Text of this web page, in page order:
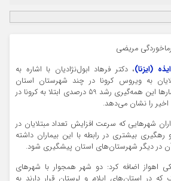
(ایزنا)، دکتر فرهاد ابول‌نژادیان با اشاره به
به ویروس کرونا در چند شهرستان استان
خوزستان اظهار کرد: طبق آمارها این همه‌گیری رشد 59 درصدی ابتلا به کرونا در
را نشان می‌دهد.
شهرهایی که سرعت افزایش تعداد مبتلایان در
رهگیری بیشتری در رابطه با این بیماران داشته
آن در دیگر شهرستان‌های استان پیشگیری شود.
اهواز اضافه کرد: دو شهر همجوار با شهرهای
در استان‌های ایلام و لرستان قرار دارند به